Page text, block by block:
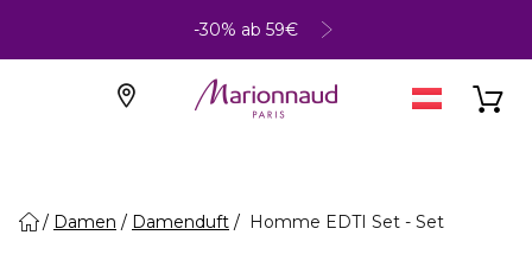
-30% ab 59€
Damen Damenduft Homme EDTI Set - Set